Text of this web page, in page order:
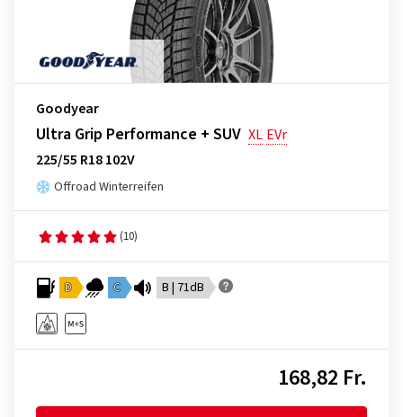
Goodyear
Ultra Grip Performance + SUV XL EVr
225/55 R18 102V
Offroad Winterreifen
(10)
D C B | 71dB
168,82 Fr.